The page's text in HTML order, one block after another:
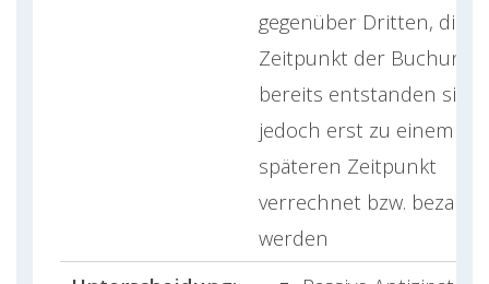
gegenüber Dritten, die
Zeitpunkt der Buchung
bereits entstanden sind,
jedoch erst zu einem
späteren Zeitpunkt
verrechnet bzw. bezahlt
werden